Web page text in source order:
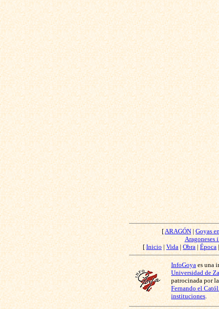
[ ARAGÓN |Goyas
Aragoneses
[Inicio|Vida | Obra |Época
InfoGoya es una
Universidad de
patrocinada por
Fernando el
instituciones